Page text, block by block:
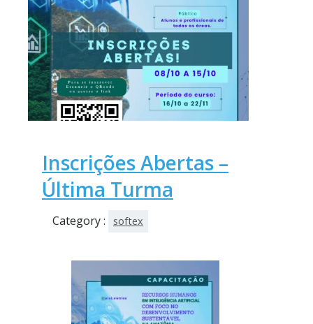
Inscrições Abertas –
Última Turma
Category : softex